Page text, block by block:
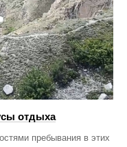
отдыха
пребывания в этих